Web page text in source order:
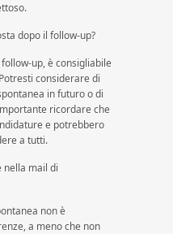
dopo il follow-up?
up, è consigliabile
considerare di
in futuro o di
ricordare che
e potrebbero
a tutti.
nella mail di
non è
a meno che non